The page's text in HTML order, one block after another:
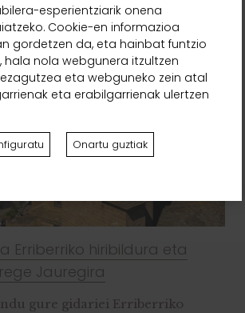
jarduera batzuk
Erriberriko hiribildura eta
Jauregira
gure gidariei Erriberriko
esperientziarik onena
Cookie-en informazioa
gordetzen da, eta hainbat funtzio
hala nola webgunera itzultzen
eta webguneko zein atal
eta erabilgarrienak ulertzen
Onartu guztiak